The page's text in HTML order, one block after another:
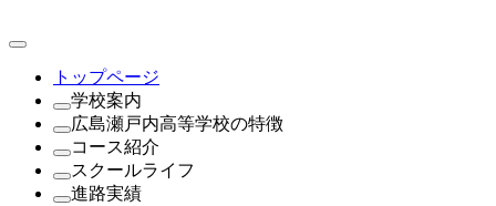
トップページ
学校案内
理事長・学園長・学校長あいさつ
教育方針・校訓
沿革
制服紹介
広島瀬戸内高等学校の特徴
これが瀬戸内の新常識
コース紹介
（1年次）
進学探究コース
スクールライフ
瀬戸内NEWS
進路実績